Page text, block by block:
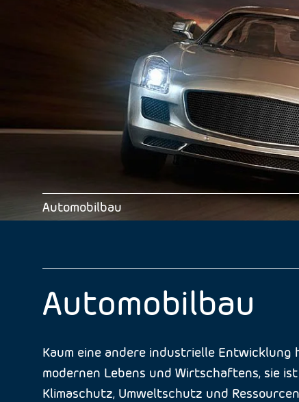
Automobilbau
Automobilbau
Kaum eine andere industrielle
modernen Lebens und Wirtschaftens, sie
Klimaschutz, Umweltschutz und